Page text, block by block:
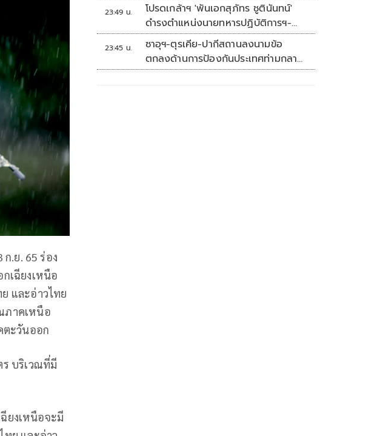
.ย. 65 ร่อง
เฉียงเหนือ
และอ่าวไทย
ภาคเหนือ
ตะวันออก
บริเวณที่มี
ยงเหนือจะมี
23:49 น.
โปรดเกล้าฯ 'พันเอกสุภัทร ชูตินันทน์'
ดำรงตำแหน่งนายทหารปฏิบัติการฯ-
พระราชทานยศ 'พลตรี'
23:45 น.
ซาอุฯ-ตุรเคีย-ปากีสถานลงนามข้อ
ตกลงด้านการป้องกันประเทศท่ามกลาง
สงครามในภูมิภาค